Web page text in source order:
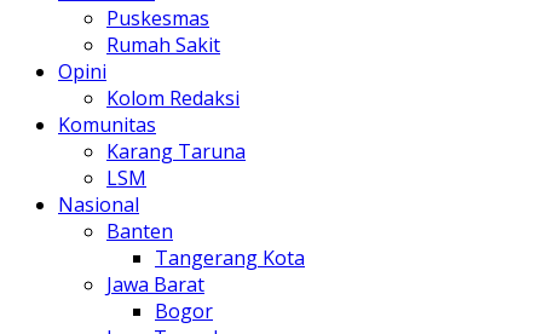
Puskesmas
Rumah Sakit
Opini
Kolom Redaksi
Komunitas
Karang Taruna
LSM
Nasional
Banten
Tangerang Kota
Jawa Barat
Bogor